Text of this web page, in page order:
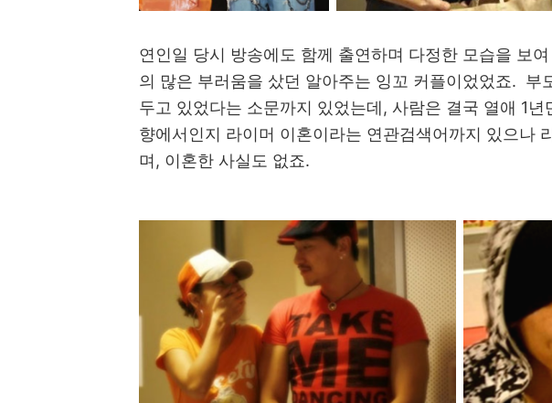
연인일 당시 방송에도 함께 출연하며 다정한 모습을 보
의 많은 부러움을 샀던 알아주는 잉꼬 커플이었었죠. 부
두고 있었다는 소문까지 있었는데, 사람은 결국 열애 1
향에서인지 라이머 이혼이라는 연관검색어까지 있으나
며, 이혼한 사실도 없죠.